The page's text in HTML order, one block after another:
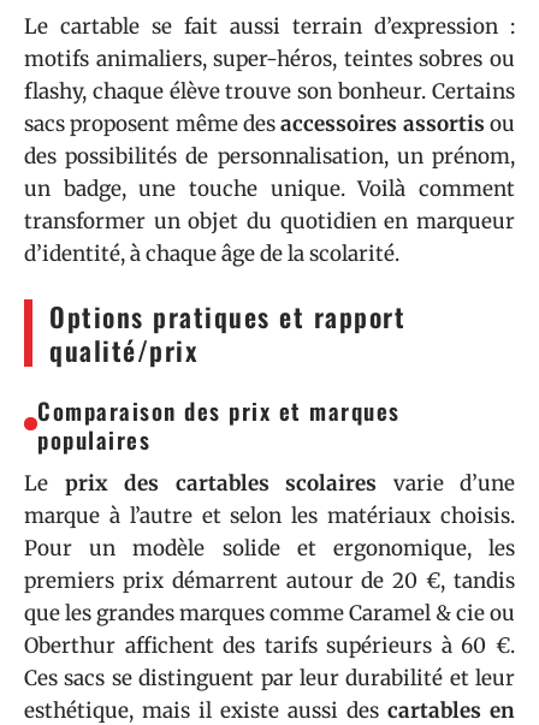
Le cartable se fait aussi terrain d’expression :
motifs animaliers, super-héros, teintes sobres ou
flashy, chaque élève trouve son bonheur. Certains
sacs proposent même desaccessoires assortis ou
des possibilités de personnalisation, un prénom,
un badge, une touche unique. Voilà comment
transformer un objet du quotidien en marqueur
d’identité, à chaque âge de la scolarité.
Options pratiques et rapport
qualité/prix
Comparaison des prix et marques
populaires
Le prix des cartables scolaires varie d’une
marque à l’autre et selon les matériaux choisis.
Pour un modèle solide et ergonomique, les
premiers prix démarrent autour de 20 €, tandis
que les grandes marques comme Caramel & cie ou
Oberthur affichent des tarifs supérieurs à 60 €.
Ces sacs se distinguent par leur durabilité et leur
esthétique, mais il existe aussi des cartables en